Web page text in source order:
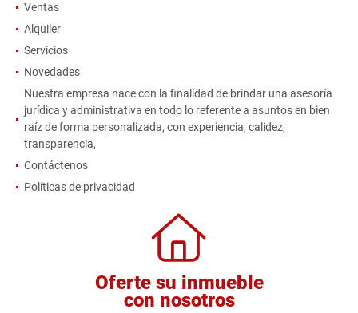
Ventas
Alquiler
Servicios
Novedades
Nuestra empresa nace con la finalidad de brindar una asesoría
jurídica y administrativa en todo lo referente a asuntos en bien
raíz de forma personalizada, con experiencia, calidez,
transparencia,
Contáctenos
Políticas de privacidad
Oferte su inmueble
con nosotros